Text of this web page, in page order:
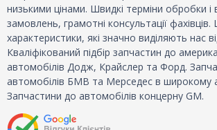
низькими цінами. Швидкі терміни обробки і
замовлень, грамотні консультації фахівців.
характеристики, які значно виділяють нас
Кваліфікований підбір запчастин до
автомобілів Додж, Крайслер та Форд.
автомобілів БМВ та Мерседес в широкому
Запчастини до автомобілів концерну GM.